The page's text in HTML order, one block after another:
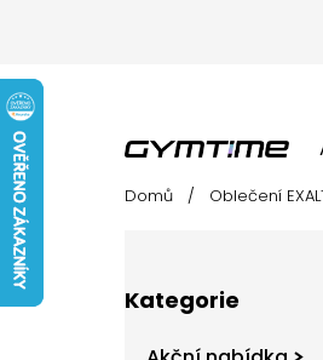
Akční nabídka
Domů / Oblečení
kategorie
Kategorie